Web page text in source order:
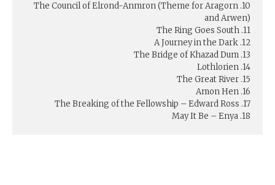
10. The Council of Elrond-Anmron (Theme for Aragorn
and Arwen)
11. The Ring Goes South
12. A Journey in the Dark
13. The Bridge of Khazad Dum
14. Lothlorien
15. The Great River
16. Amon Hen
17. The Breaking of the Fellowship – Edward Ross
18. May It Be – Enya